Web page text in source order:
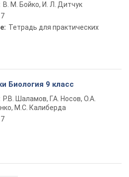
В. М. Бойко, И. Л. Дитчук
Тетрадь для практических
Биология 9 класс
Р.В. Шаламов, Г.А. Носов, О.А.
М.С. Калиберда